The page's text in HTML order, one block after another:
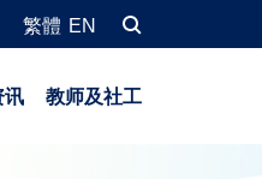
繁體 EN
讯 教师及社工